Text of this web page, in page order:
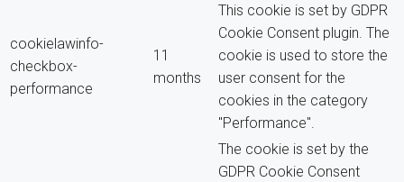
cookielawinfo-
checkbox-
performance
11
months
This cookie is set by GDPR
Cookie Consent plugin. The
cookie is used to store the
user consent for the
cookies in the category
"Performance".
The cookie is set by the
GDPR Cookie Consent